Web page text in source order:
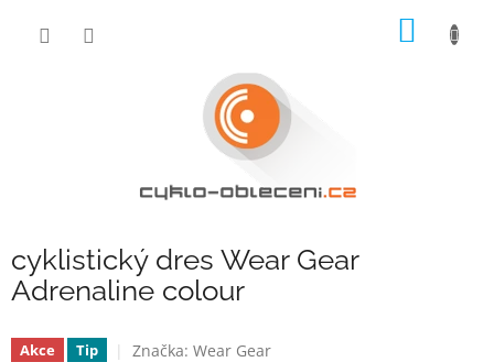
cyklistický dres Wear Gear
Adrenaline colour
Akce Tip Značka: Wear Gear